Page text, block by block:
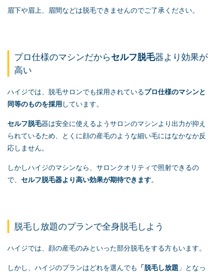
眉下や眉上、眉間などは脱毛できませんのでご了承ください。
プロ仕様のマシンだからセルフ脱毛器より効果が
高い
ハイジでは、脱毛サロンでも採用されているプロ仕様のマシンと
同等のものを採用 しています。
セルフ脱毛器は安全に使えるようサロンのマシンより出力が抑え
られているため、とくに顔の産毛のような細い毛にはなかなか反
応しません。
しかしハイジのマシンなら、サロンクオリティで照射できるの
で、 セルフ脱毛器より高い効果が期待できます。
脱毛し放題のプランで全身脱毛しよう
ハイジでは、顔の産毛のみといった部分脱毛をする方もいます。
しかし、ハイジのプランはどれを選んでも 「脱毛し放題 」となっ